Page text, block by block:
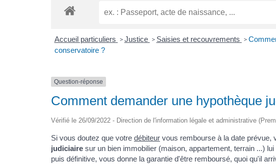
Accueil particuliers > Justice > Saisies et recouvrements >
conservatoire ?
Question-réponse
Comment demander une hypothèque
Vérifié le 26/09/2022 - Direction de l'information légale et administrative
Si vous doutez que votre débiteur vous rembourse à la date prévue,
judiciaire sur un bien immobilier (maison, appartement, terrain ...)
puis définitive, vous donne la garantie d'être remboursé, quoi qu'il